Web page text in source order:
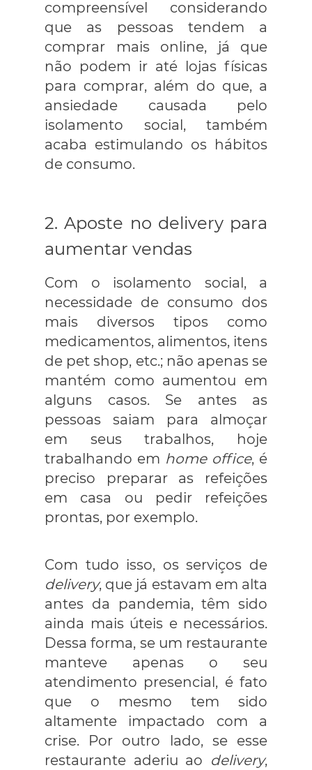
compreensível considerando
que as pessoas tendem a
comprar mais online, já que
não podem ir até lojas físicas
para comprar, além do que, a
ansiedade causada pelo
isolamento social, também
acaba estimulando os hábitos
de consumo.
2. Aposte no delivery para
aumentar vendas
Com o isolamento social, a
necessidade de consumo dos
mais diversos tipos como
medicamentos, alimentos, itens
de pet shop, etc.; não apenas se
mantém como aumentou em
alguns casos. Se antes as
pessoas saiam para almoçar
em seus trabalhos, hoje
trabalhando em home office, é
preciso preparar as refeições
em casa ou pedir refeições
prontas, por exemplo.
Com tudo isso, os serviços de
delivery, que já estavam em alta
antes da pandemia, têm sido
ainda mais úteis e necessários.
Dessa forma, se um restaurante
manteve apenas o seu
atendimento presencial, é fato
que o mesmo tem sido
altamente impactado com a
crise. Por outro lado, se esse
restaurante aderiu ao delivery,